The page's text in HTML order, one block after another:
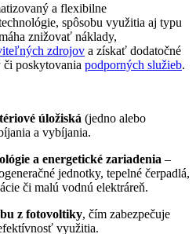
a flexibilne
spôsobu využitia aj typu
znižovať náklady,
zdrojov a získať dodatočné
poskytovania podporných služieb.
úložiská (jedno alebo
a vybíjania.
a energetické zariadenia –
jednotky, tepelné čerpadlá,
či malú vodnú elektráreň.
z fotovoltiky, čím zabezpečuje
využitia.